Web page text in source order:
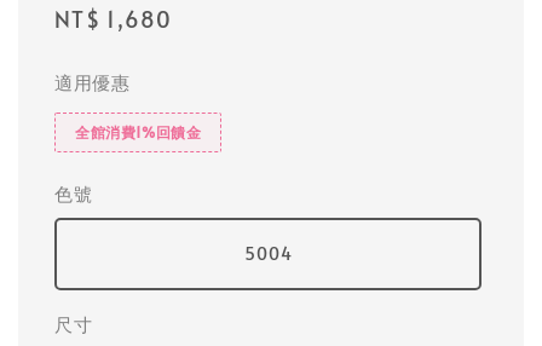
Regular
NT$ 1,680
適用優惠
全館消費1%回饋金
色號
5004
尺寸